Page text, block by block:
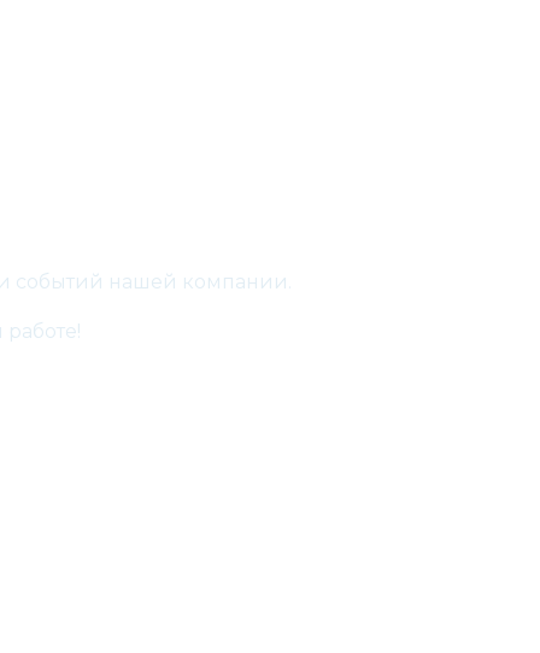
событий нашей компании.